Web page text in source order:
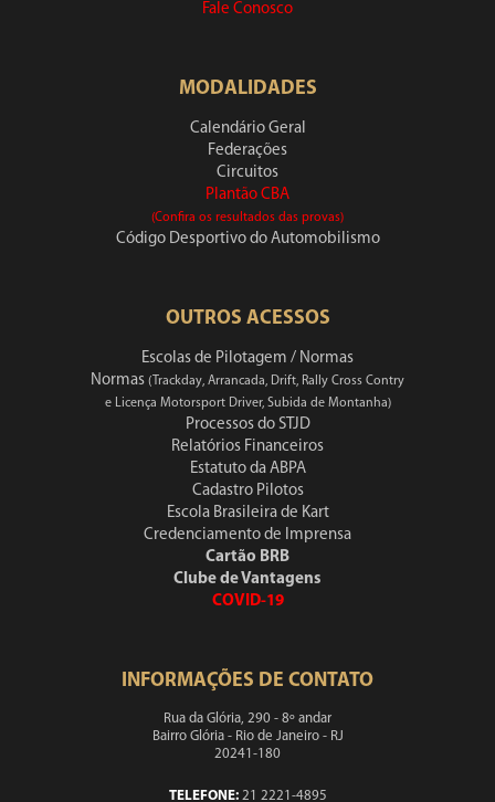
Fale Conosco
MODALIDADES
Calendário Geral
Federações
Circuitos
Plantão CBA
(Confira os resultados das provas)
Código Desportivo do Automobilismo
OUTROS ACESSOS
Escolas de Pilotagem / Normas
Normas (Trackday, Arrancada, Drift, Rally Cross Contry
e Licença Motorsport Driver, Subida de Montanha)
Processos do STJD
Relatórios Financeiros
Estatuto da ABPA
Cadastro Pilotos
Escola Brasileira de Kart
Credenciamento de Imprensa
Cartão BRB
Clube de Vantagens
COVID-19
INFORMAÇÕES DE CONTATO
Rua da Glória, 290 - 8º andar
Bairro Glória - Rio de Janeiro - RJ
20241-180
TELEFONE:21 2221-4895